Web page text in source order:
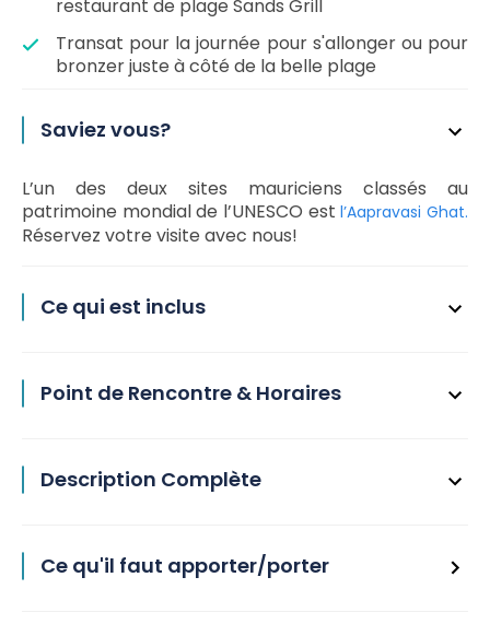
restaurant de plage Sands Grill
Transat pour la journée pour s'allonger ou pour
bronzer juste à côté de la belle plage
Saviez vous?
L’un des deux sites mauriciens classés au
patrimoine mondial de l’UNESCO estl’Aapravasi Ghat.
Réservez votre visite avec nous!
Ce qui est inclus
Point de Rencontre & Horaires
Description Complète
Ce qu'il faut apporter/porter